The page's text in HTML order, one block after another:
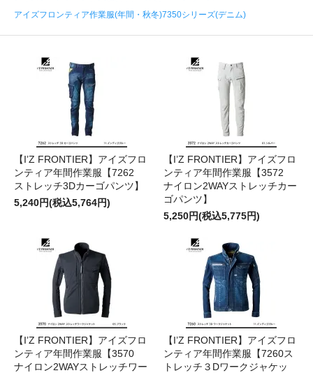
アイズフロンティア作業服(年間・秋冬)7350シリーズ(デニム)
【I’Z FRONTIER】アイズフロ
ンティア年間作業服【7262
ストレッチ3Dカーゴパンツ】
5,240円(税込5,764円)
【I’Z FRONTIER】アイズフロ
ンティア年間作業服【3572
ナイロン2WAYストレッチカー
ゴパンツ】
5,250円(税込5,775円)
【I’Z FRONTIER】アイズフロ
ンティア年間作業服【3570
ナイロン2WAYストレッチワー
【I’Z FRONTIER】アイズフロ
ンティア年間作業服【7260ス
トレッチ３Dワークジャケッ